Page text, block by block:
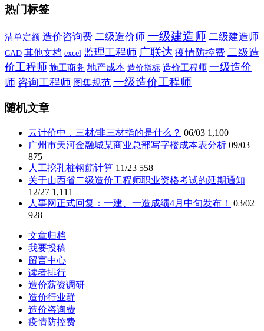
热门标签
清单定额 造价咨询费 二级造价师 一级建造师 二级建造师
CAD 其他文档 excel 监理工程师 广联达 疫情防控费 二级造
价工程师 施工商务 地产成本 造价指标 造价工程师 一级造价
师 咨询工程师 图集规范 一级造价工程师
随机文章
云计价中，三材/非三材指的是什么？ 06/03 1,100
广州市天河金融城某商业总部写字楼成本表分析 09/03
875
人工挖孔桩钢筋计算 11/23 558
关于山西省二级造价工程师职业资格考试的延期通知
12/27 1,111
人事网正式回复：一建、一造成绩4月中旬发布！
03/02
928
文章归档
我要投稿
留言中心
读者排行
造价薪资调研
造价行业群
造价咨询费
疫情防控费